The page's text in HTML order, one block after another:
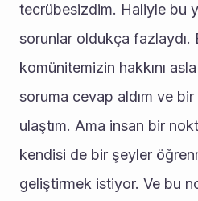
tecrübesizdim. Haliyle bu
sorunlar oldukça fazlaydı.
komünitemizin hakkını
soruma cevap aldım ve
ulaştım. Ama insan bir
kendisi de bir şeyler
geliştirmek istiyor. Ve bu